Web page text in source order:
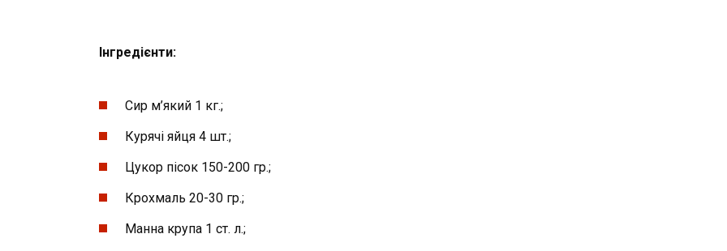
Інгредієнти:
Сир м’який 1 кг.;
Курячі яйця 4 шт.;
Цукор пісок 150-200 гр.;
Крохмаль 20-30 гр.;
Манна крупа 1 ст. л.;